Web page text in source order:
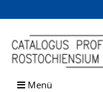
Browsen
direkt zum Inhalt
Menü